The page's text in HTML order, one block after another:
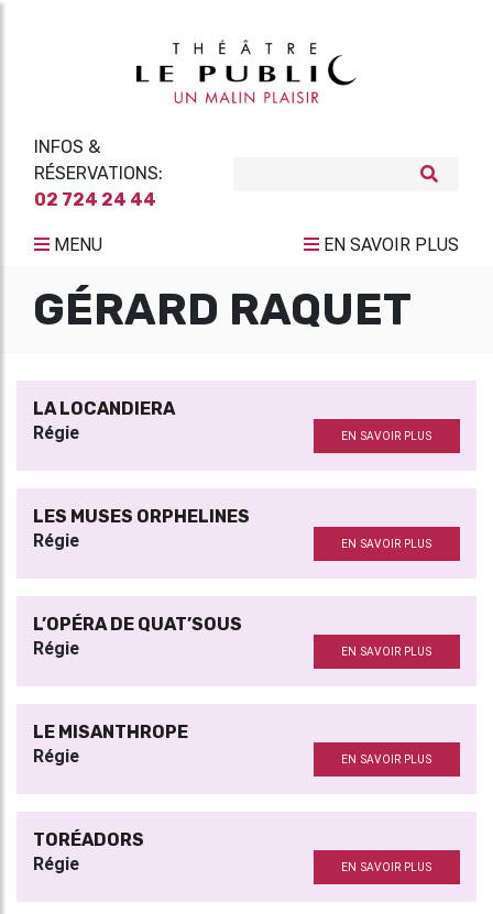
INFOS &
RÉSERVATIONS:
02 724 24 44
MENU EN SAVOIR PLUS
GÉRARD RAQUET
LA LOCANDIERA
Régie EN SAVOIR PLUS
LES MUSES ORPHELINES
Régie EN SAVOIR PLUS
L’OPÉRA DE QUAT’SOUS
Régie EN SAVOIR PLUS
LE MISANTHROPE
Régie EN SAVOIR PLUS
TORÉADORS
Régie EN SAVOIR PLUS